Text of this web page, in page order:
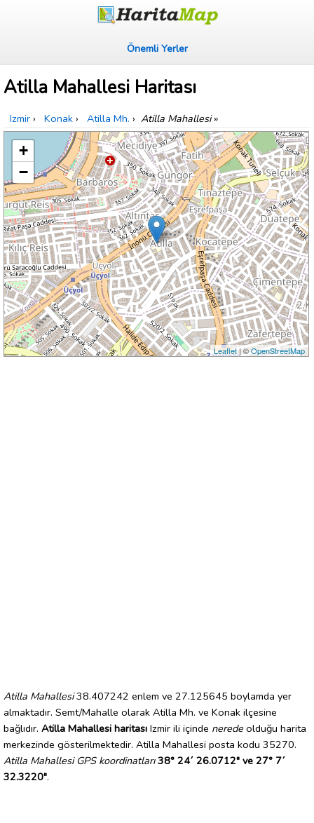
Önemli Yerler
Atilla Mahallesi Haritası
Izmir › Konak › Atilla Mh. › Atilla Mahallesi»
+
−
Leaflet| ©OpenStreetMap
Atilla Mahallesi38.407242 enlem ve 27.125645 boylamda yer
almaktadır. Semt/Mahalle olarak Atilla Mh. ve Konak ilçesine
bağlıdır. Atilla Mahallesi haritası Izmir ili içinde nerede olduğu harita
merkezinde gösterilmektedir. Atilla Mahallesi posta kodu 35270.
Atilla Mahallesi GPS koordinatları 38° 24´ 26.0712" ve 27° 7´
32.3220".